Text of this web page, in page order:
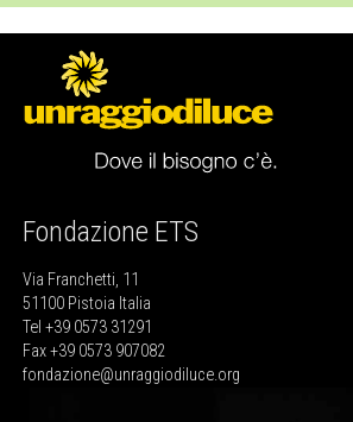
Fondazione ETS
Via Franchetti, 11
51100 Pistoia Italia
Tel +39 0573 31291
Fax +39 0573 907082
fondazione@unraggiodiluce.org